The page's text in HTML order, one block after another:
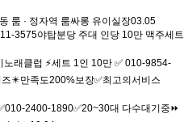
룸 · 정자역 룸싸롱 유이실장03.05
3575야탑분당 주대 인당 10만 맥주세트
래클럽 ⚡세트 1인 10만 ✅ 010-9854-
✴️만족도200%보장✅최고의서비스
2400-1890✅20~30대 다수대기중⏩